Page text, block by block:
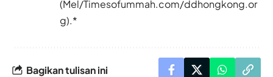
(Mel/Timesofummah.com/ddhongkong.or
g).*
Bagikan tulisan ini